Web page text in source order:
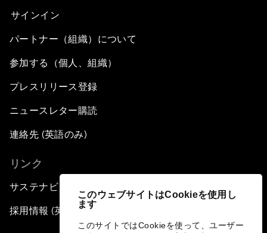
このウェブサイトはCookieを使用し
ます
このサイトではCookieを使って、ユーザー
サインイン
パートナー（組織）について
参加する（個人、組織）
プレスリリース登録
ニュースレター購読
連絡先 (英語のみ)
リンク
サステナビリティへの取り組み
採用情報 (英語のみ)